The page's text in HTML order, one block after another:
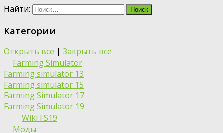
Найти:
Категории
Открыть все | Закрыть все
Farming Simulator
Farming simulator 13
Farming simulator 15
Farming Simulator 17
Farming Simulator 19
Wiki FS19
Моды